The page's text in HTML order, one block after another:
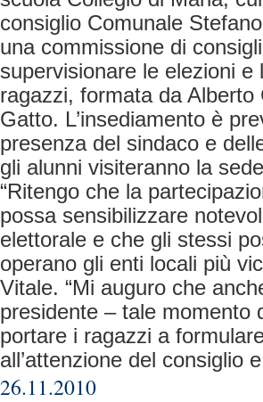
consiglio Comunale
una commissione di
supervisionare le elezioni
ragazzi, formata da
Gatto. L’insediamento è
presenza del sindaco e
gli alunni visiteranno la
“Ritengo che la
possa sensibilizzare
elettorale e che gli stessi
operano gli enti locali più
Vitale. “Mi auguro che
presidente – tale momento
portare i ragazzi a
all’attenzione del consiglio
26.11.2010